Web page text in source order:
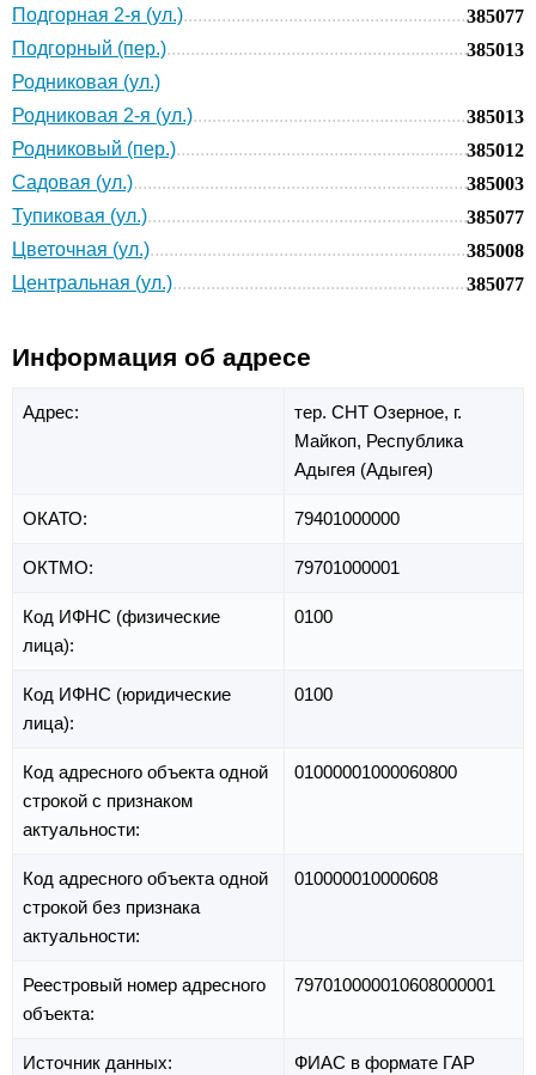
Подгорная 2-я (ул.)
385077
Подгорный (пер.)
385013
Родниковая (ул.)
Родниковая 2-я (ул.)
385013
Родниковый (пер.)
385012
Садовая (ул.)
385003
Тупиковая (ул.)
385077
Цветочная (ул.)
385008
Центральная (ул.)
385077
Информация об адресе
Адрес: тер. СНТ Озерное, г.
Майкоп, Республика
Адыгея (Адыгея)
ОКАТО: 79401000000
ОКТМО: 79701000001
Код ИФНС (физические
лица):
0100
Код ИФНС (юридические
лица):
0100
Код адресного объекта одной
строкой с признаком
актуальности:
01000001000060800
Код адресного объекта одной
строкой без признака
актуальности:
010000010000608
Реестровый номер адресного
объекта:
797010000010608000001
Источник данных: ФИАС в формате ГАР